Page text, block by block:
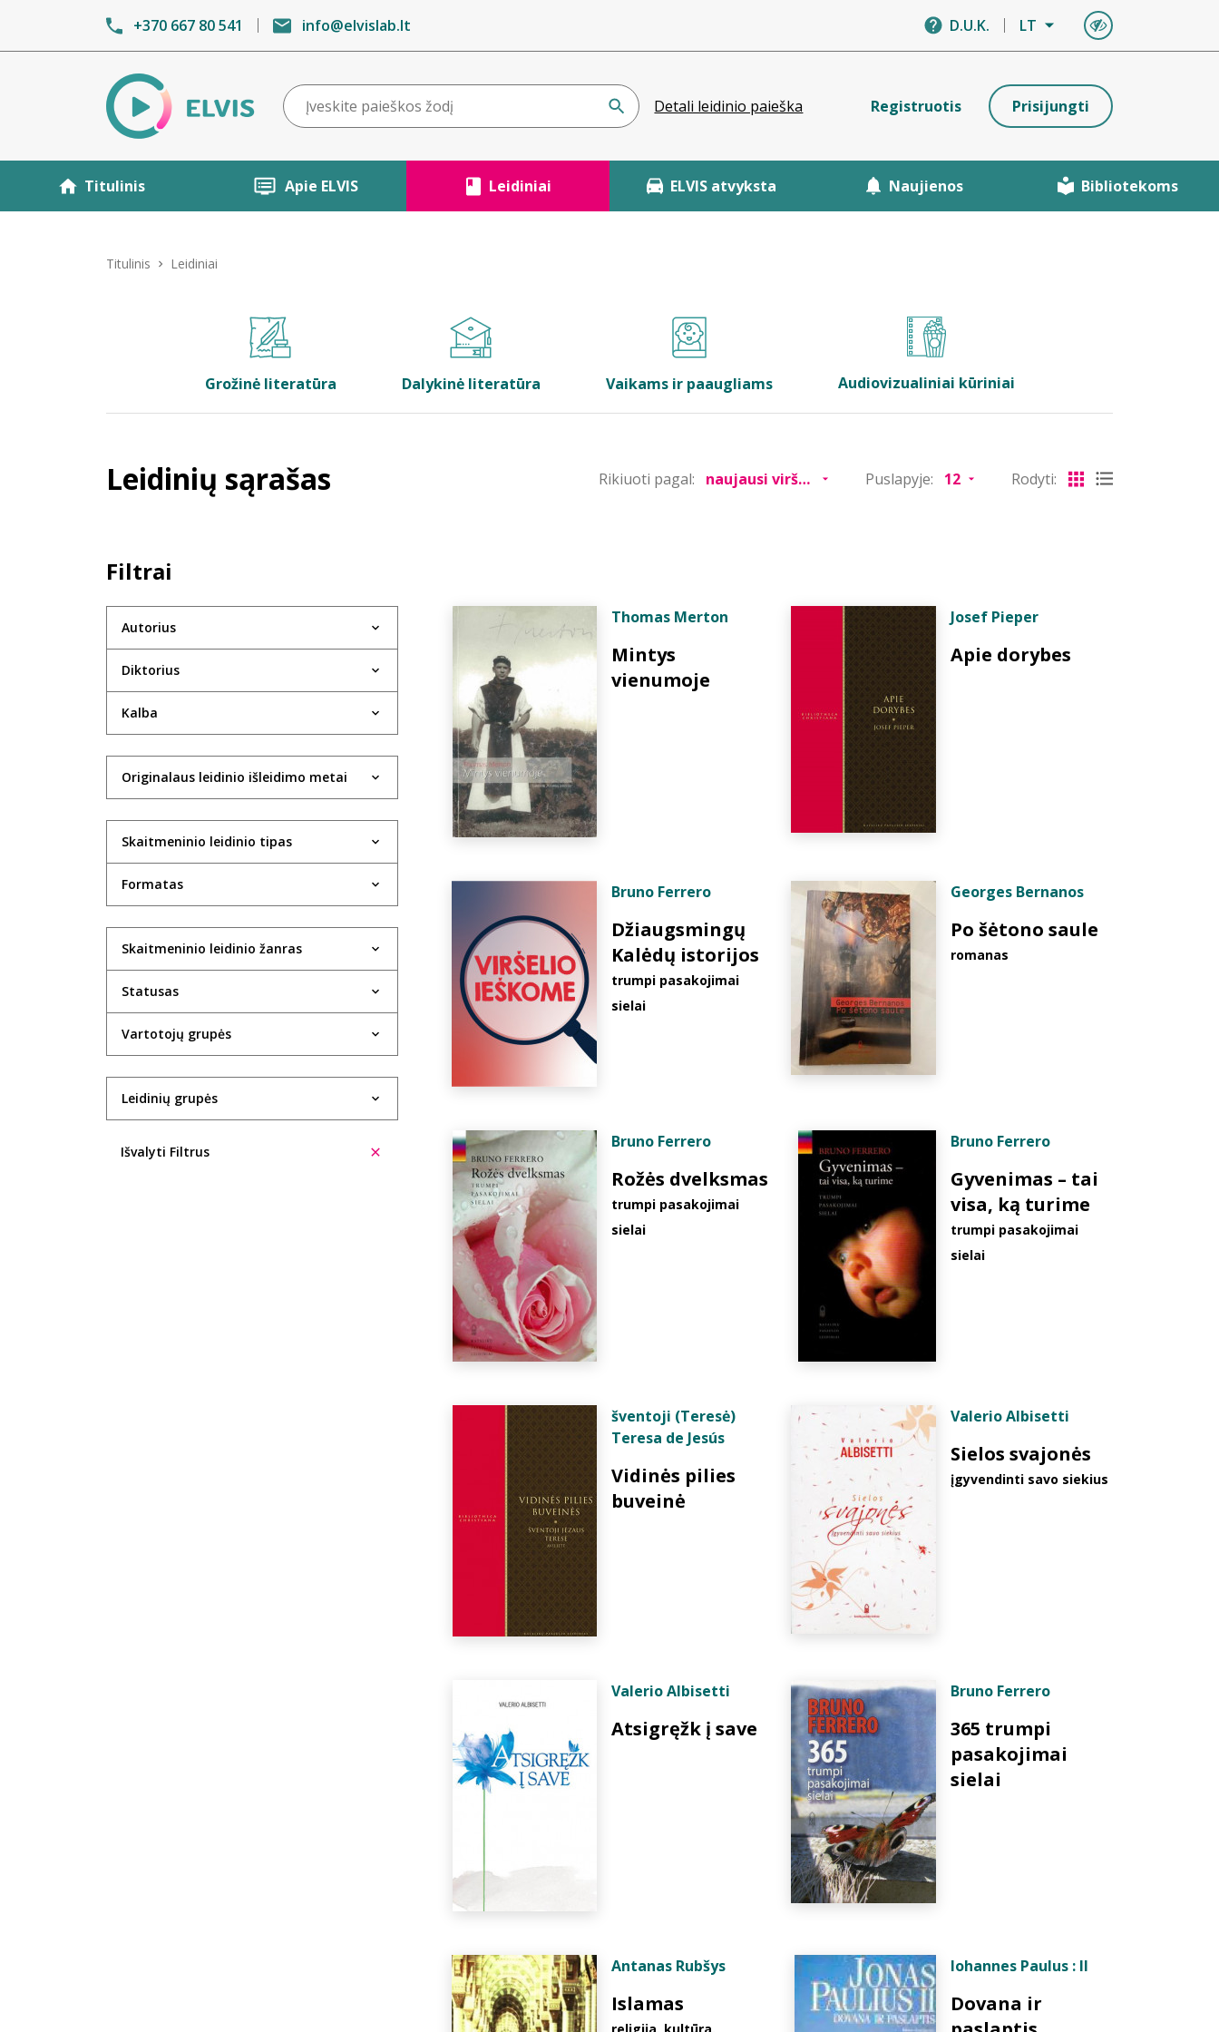
+370 667 80 541 info@elvislab.lt D.U.K. LT
Detali leidinio paieška Registruotis Prisijungti
Titulinis Apie ELVIS Leidiniai ELVIS atvyksta Naujienos Bibliotekoms
Titulinis Leidiniai
Grožinė literatūra Dalykinė literatūra Vaikams ir paaugliams Audiovizualiniai kūriniai
Leidinių sąrašas Rikiuoti pagal: Puslapyje: Rodyti:
Filtrai
Autorius
Diktorius
Kalba
Originalaus leidinio išleidimo metai
Skaitmeninio leidinio tipas
Formatas
Skaitmeninio leidinio žanras
Statusas
Vartotojų grupės
Leidinių grupės
Išvalyti Filtrus
Thomas Merton
Mintys
vienumoje
Josef Pieper
Apie dorybes
Bruno Ferrero
Džiaugsmingų
Kalėdų istorijos
trumpi pasakojimai
sielai
Georges Bernanos
Po šėtono saule
romanas
Bruno Ferrero
Rožės dvelksmas
trumpi pasakojimai
sielai
Bruno Ferrero
Gyvenimas – tai
visa, ką turime
trumpi pasakojimai
sielai
šventoji (Teresė)
Teresa de Jesús
Vidinės pilies
buveinė
Valerio Albisetti
Sielos svajonės
įgyvendinti savo siekius
Valerio Albisetti
Atsigręžk į save
Bruno Ferrero
365 trumpi
pasakojimai
sielai
Antanas Rubšys
Islamas
Iohannes Paulus : II
Dovana ir